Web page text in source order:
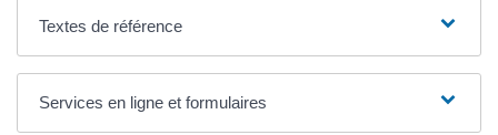
Textes de référence
Services en ligne et formulaires